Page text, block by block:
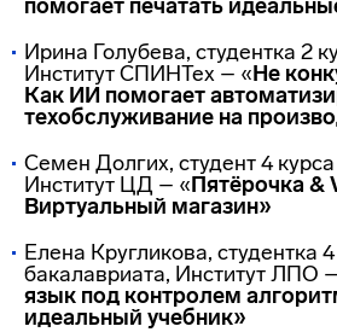
помогает печатать
Ирина Голубева, студентка 2
Институт СПИНТех – «Не
Как ИИ помогает
техобслуживание на
Семен Долгих, студент 4
Институт ЦД – «Пятёрочка &
Виртуальный магазин»
Елена Кругликова, студентка
бакалавриата, Институт ЛПО
язык под контролем
идеальный учебник»